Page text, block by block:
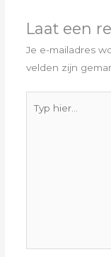
Laat een
Je e-mailadres
velden zijn
hier...